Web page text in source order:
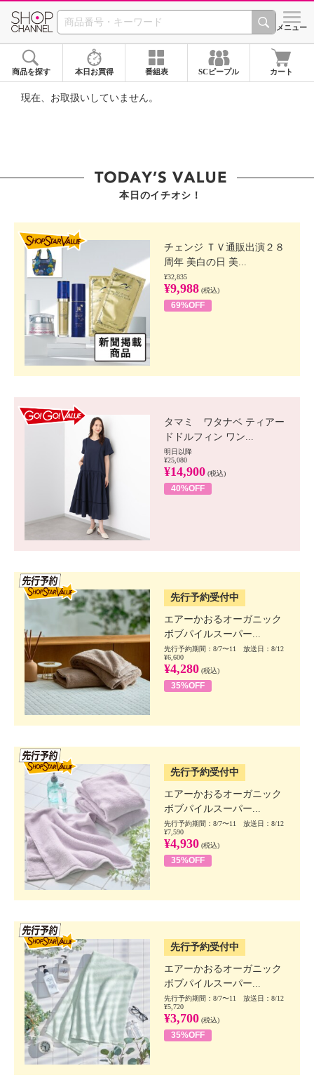
SHOP CHANNEL ショッ
メニュー
商品を探す 本日お買得 番組表 SCピープル カート
現在、お取扱いしていません。
本日のイチオシ！
チェンジ ＴＶ通販出演２８
周年 美白の日 美...
¥32,835
¥9,988 (税込)
69%OFF
タマミ ワタナベ ティアー
ドドルフィン ワン...
明日以降
¥25,080
¥14,900 (税込)
40%OFF
先行予約受付中
エアーかおるオーガニック
ボブパイルスーパー...
先行予約期間：8/7〜11 放送日：8/12
¥6,600
¥4,280 (税込)
35%OFF
先行予約受付中
エアーかおるオーガニック
ボブパイルスーパー...
先行予約期間：8/7〜11 放送日：8/12
¥7,590
¥4,930 (税込)
35%OFF
先行予約受付中
エアーかおるオーガニック
ボブパイルスーパー...
先行予約期間：8/7〜11 放送日：8/12
¥5,720
¥3,700 (税込)
35%OFF